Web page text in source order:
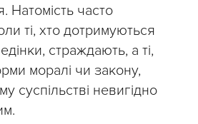
Натомість часто
ті, хто дотримуються
страждають, а ті,
моралі чи закону,
суспільстві невигідно